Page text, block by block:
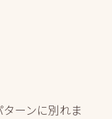
ーンに別れま